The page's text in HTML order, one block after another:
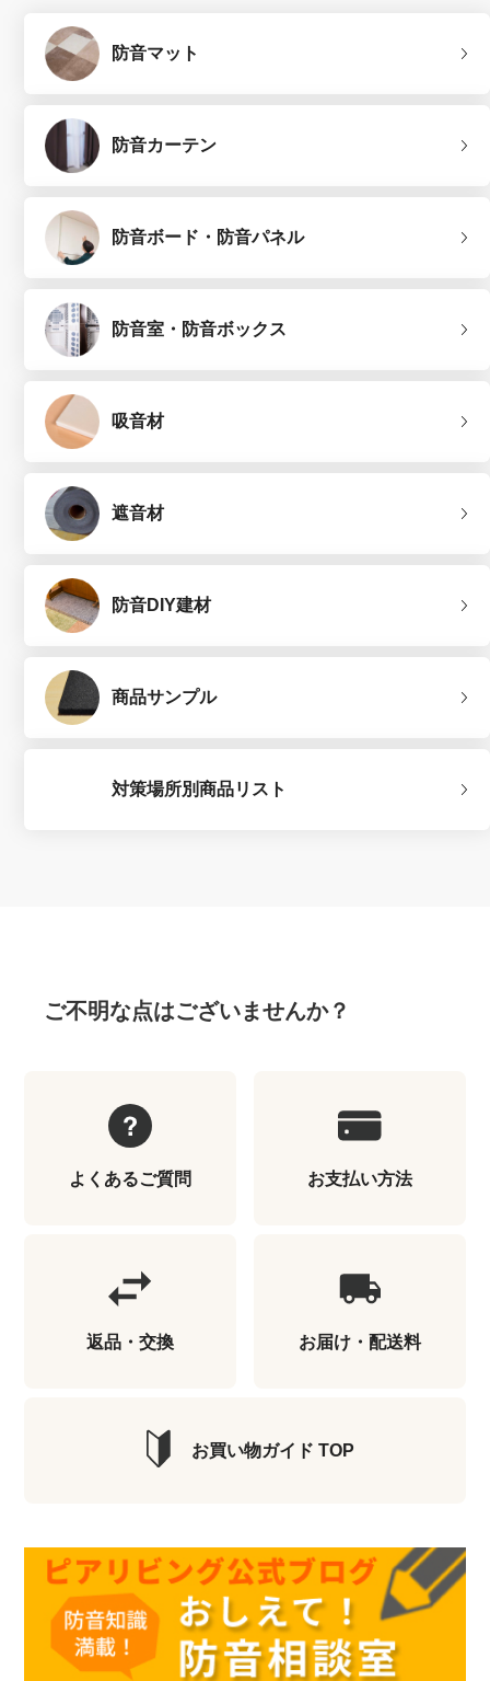
防音マット
防音カーテン
防音ボード・防音パネル
防音室・防音ボックス
吸音材
遮音材
防音DIY建材
商品サンプル
対策場所別商品リスト
ご不明な点はございませんか？
よくあるご質問 お支払い方法
返品・交換 お届け・配送料
お買い物ガイド TOP